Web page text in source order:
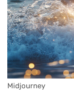
Midjourney